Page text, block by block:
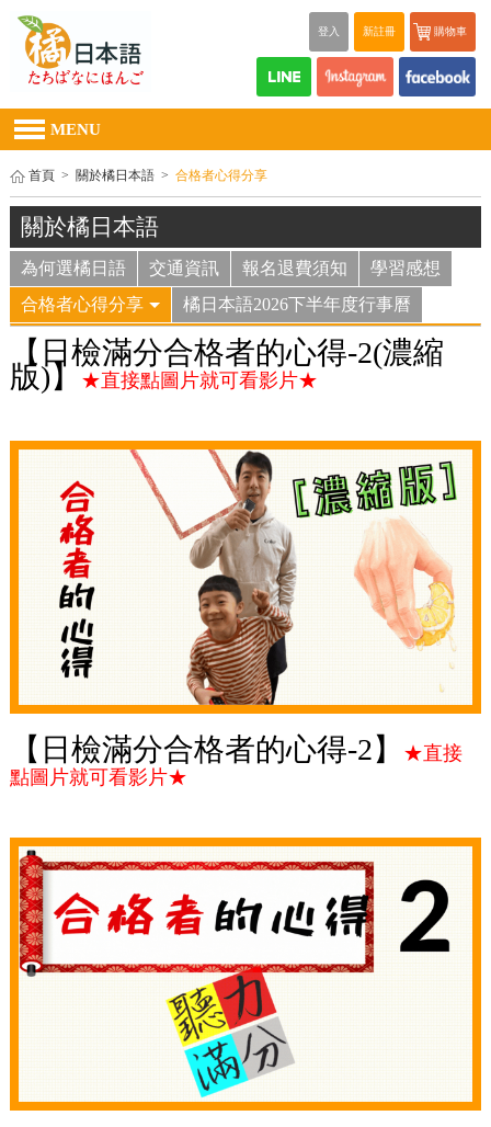
購物車
新註冊
登入
MENU
首頁 > 關於橘日本語 > 合格者心得分享
關於橘日本語
為何選橘日語 交通資訊 報名退費須知
學習感想
合格者心得分享
橘日本語2026下半年度行事曆
【日檢滿分合格者的心得-2(濃縮
版)】★直接點圖片就可看影片★
【日檢滿分合格者的心得-2】
★直接
點圖片就可看影片★